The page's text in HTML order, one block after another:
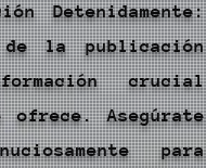
Detenidamente:
la publicación
crucial
Asegúrate
para